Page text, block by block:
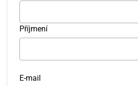
Příjmení
E-mail